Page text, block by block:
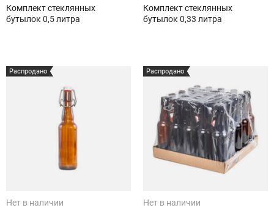
Комплект стеклянных
бутылок 0,5 литра
Комплект стеклянных
бутылок 0,33 литра
Распродано
Нет в наличии
Распродано
Нет в наличии